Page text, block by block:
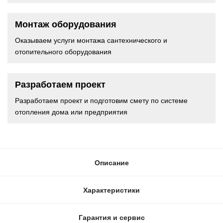
Монтаж оборудования
Оказываем услуги монтажа сантехнического и
отопительного оборудования
Разработаем проект
Разработаем проект и подготовим смету по системе
отопления дома или предприятия
Описание
Характеристики
Гарантия и сервис